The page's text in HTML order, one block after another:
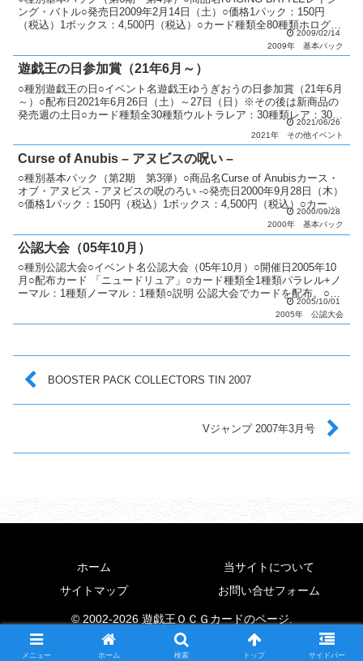
ング・バトル○発売日2009年2月14日（土）○価格1パック：150円
（税込）1ボックス：4,500円（税込）○カード種類全80種類ホログラ
2009/02/14
2009年
基本パック
遊戯王の日参加賞（21年6月～）
○種別遊戯王の日○イベント名遊戯王ゆうぎおうの日参加賞（21年6月
～）○配布日2021年6月26日（土）～27日（日）※その後は新商品の
発売週の土日○カード種類全30種類ウルトラレア：30種類レア：30種
2021/06/26
2021年
その他イベント
Curse of Anubis – アヌビスの呪い –
○種別基本パック（第2期 第3弾）○商品名Curse of Anubisカース・
オブ・アヌビス - アヌビスの呪のろい -○発売日2000年9月28日（木）
○価格1パック：150円（税込）1ボックス：4,500円（税込）○カード
2000/09/28
2000年
基本パック
公認大会（05年10月）
○種別公認大会○イベント名公認大会（05年10月）○開催日2005年10
月○配布カード 「ニュードリュア」○カード種類全1種類パラレル+ノ
ーマル：1種類ノーマル：1種類○説明 公認大会でカードを配布。○備
2005/10/01
2005年
公認大会
BOOSTER PACK COLLECTORS TIN 2007
Vジャンプ 2007年3月号
ホーム
当サイトについて
サイトマップ
お問い合せフォーム
© 2002-2026 遊戯王ＯＣＧカードのページ.
メニュー ホーム 検索 トップ サイドバー